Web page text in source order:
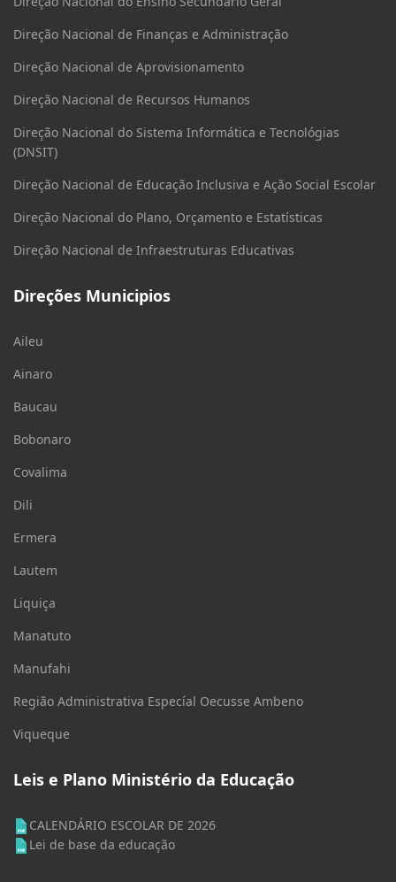
Direção Nacional de Finanças e Administração
Direção Nacional de Aprovisionamento
Direção Nacional de Recursos Humanos
Direção Nacional do Sistema Informática e Tecnológias
(DNSIT)
Direção Nacional de Educação Inclusiva e Ação Social Escolar
Direção Nacional do Plano, Orçamento e Estatísticas
Direção Nacional de Infraestruturas Educativas
Direções Municipios
Aileu
Ainaro
Baucau
Bobonaro
Covalima
Dili
Ermera
Lautem
Liquiça
Manatuto
Manufahi
Região Administrativa Especíal Oecusse Ambeno
Viqueque
Leis e Plano Ministério da Educação
CALENDÁRIO ESCOLAR DE 2026
Lei de base da educação